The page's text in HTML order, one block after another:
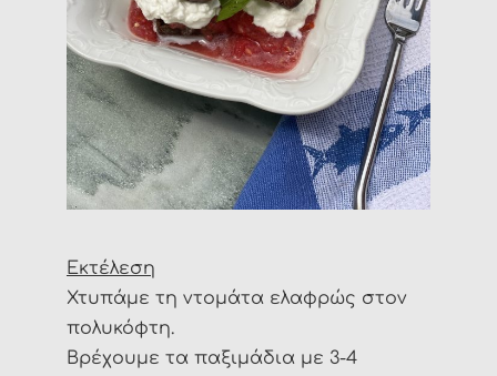
Εκτέλεση
Χτυπάμε τη ντομάτα ελαφρώς στον
πολυκόφτη.
Βρέχουμε τα παξιμάδια με 3-4